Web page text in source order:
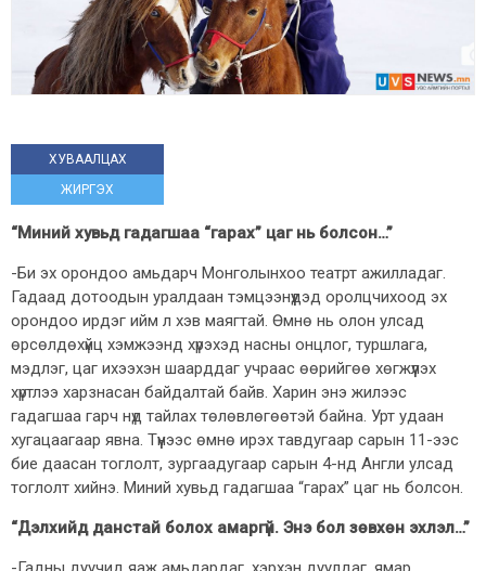
ХУВААЛЦАХ
ЖИРГЭХ
“Миний хувьд гадагшаа “гарах” цаг нь болсон…”
-Би эх орондоо амьдарч Монголынхоо театрт ажилладаг.
Гадаад дотоодын уралдаан тэмцээнүүдэд оролцчихоод эх
орондоо ирдэг ийм л хэв маягтай. Өмнө нь олон улсад
өрсөлдөхүйц хэмжээнд хүрэхэд насны онцлог, туршлага,
мэдлэг, цаг ихээхэн шаарддаг учраас өөрийгөө хөгжүүлэх
хүртлээ харзнасан байдалтай байв. Харин энэ жилээс
гадагшаа гарч нүд тайлах төлөвлөгөөтэй байна. Урт удаан
хугацаагаар явна. Түүнээс өмнө ирэх тавдугаар сарын 11-ээс
бие даасан тоглолт, зургаадугаар сарын 4-нд Англи улсад
тоглолт хийнэ. Миний хувьд гадагшаа “гарах” цаг нь болсон.
“Дэлхийд данстай болох амаргүй. Энэ бол зөвхөн эхлэл…”